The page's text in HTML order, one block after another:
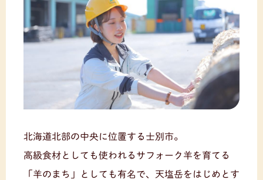
北海道北部の中央に位置する士別市。
高級食材としても使われるサフォーク羊を育てる
「羊のまち」としても有名で、天塩岳をはじめとす